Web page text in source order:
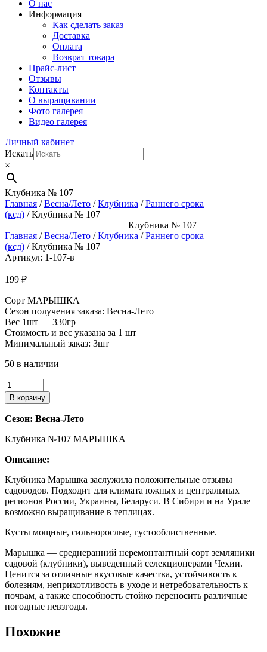
О нас
Информация
Как сделать заказ
Доставка
Оплата
Возврат товара
Прайс-лист
Отзывы
Контакты
О выращивании
Фото галерея
Видео галерея
Личный кабинет
Искать
×
Клубника № 107
Главная /Весна/Лето /Клубника /Раннего срока
(ксд) / Клубника № 107
Клубника № 107
Главная /Весна/Лето /Клубника /Раннего срока
(ксд) / Клубника № 107
Артикул: 1-107-в
199 ₽
Сорт МАРЫШКА
Сезон получения заказа: Весна-Лето
Вес 1шт — 330гр
Стоимость и вес указана за 1 шт
Минимальный заказ: 3шт
50 в наличии
Количество
товара
Клубника
№
В корзину
Сезон: Весна-Лето
Клубника №107 МАРЫШКА
Описание:
Клубника Марышка заслужила положительные отзывы
садоводов. Подходит для климата южных и центральных
регионов России, Украины, Беларуси. В Сибири и на Урале
возможно выращивание в теплицах.
Кусты мощные, сильнорослые, густооблиственные.
Марышка — среднеранний неремонтантный сорт земляники
садовой (клубники), выведенный селекционерами Чехии.
Ценится за отличные вкусовые качества, устойчивость к
болезням, неприхотливость в уходе и нетребовательность к
почвам, а также способность стойко переносить различные
погодные невзгоды.
Похожие